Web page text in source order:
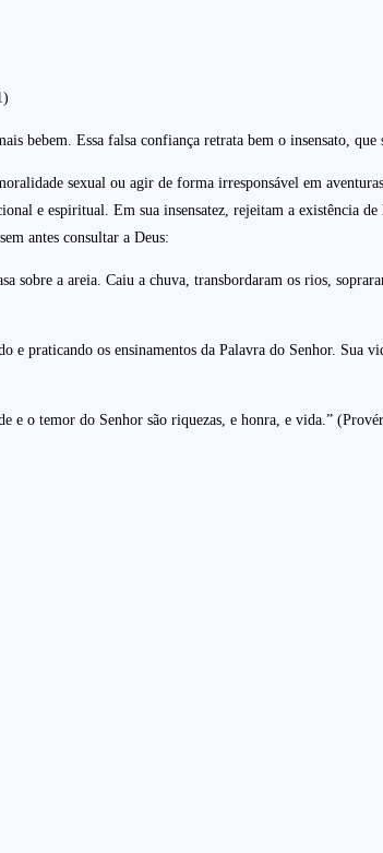
bebem. Essa falsa confiança retrata bem o insensato,
sexual ou agir de forma irresponsável em
e espiritual. Em sua insensatez, rejeitam a existência de
antes consultar a Deus:
sobre a areia. Caiu a chuva, transbordaram os rios,
praticando os ensinamentos da Palavra do Senhor. Sua
e o temor do Senhor são riquezas, e honra, e vida.”